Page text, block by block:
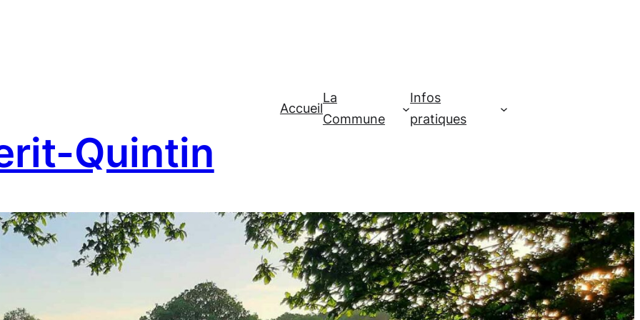
Quintin
Accueil
La
Commune
Infos
pratiques